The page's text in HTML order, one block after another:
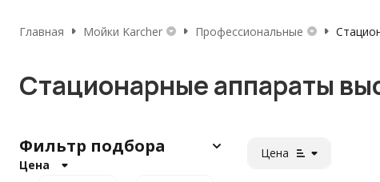
Главная Мойки Karcher Профессиональные
Стационарные аппараты
Цена
Фильтр подбора
Цена